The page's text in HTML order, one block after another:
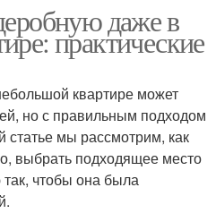
даже в
практические
квартире может
но с правильным подходом
статье мы рассмотрим, как
выбрать подходящее место
так, чтобы она была